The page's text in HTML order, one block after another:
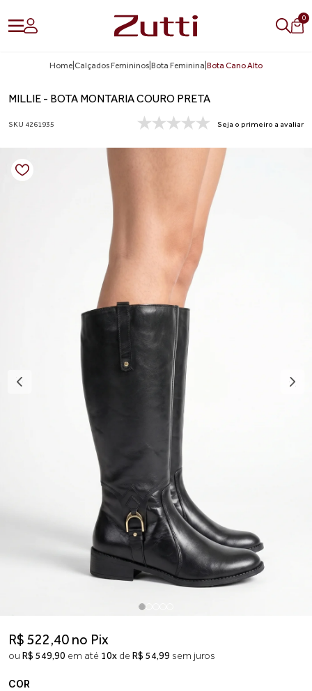
0
Home Calçados Femininos Bota Feminina Bota Cano Alto
MILLIE - BOTA MONTARIA COURO PRETA
SKU 4261935 Seja o primeiro a avaliar
R$ 522,40 no Pix
ou R$ 549,90 em até 10x de R$ 54,99 sem juros
COR